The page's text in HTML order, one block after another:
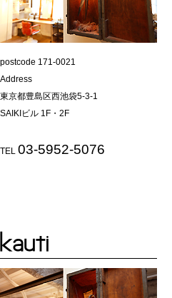
postcode 171-0021
Address
東京都豊島区西池袋5-3-1
SAIKIビル 1F・2F
TEL 03-5952-5076